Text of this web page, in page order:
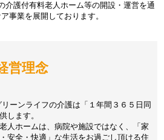
介護付有料老人ホーム等の開設・運営を通
事業を展開しております。
営理念
ーンライフの介護は「１年間３６５日同
します。
人ホームは、病院や施設ではなく、「家
安全・快適」な生活をお過ごし頂ける住